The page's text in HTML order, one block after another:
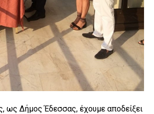
ως Δήμος Έδεσσας, έχουμε αποδείξει